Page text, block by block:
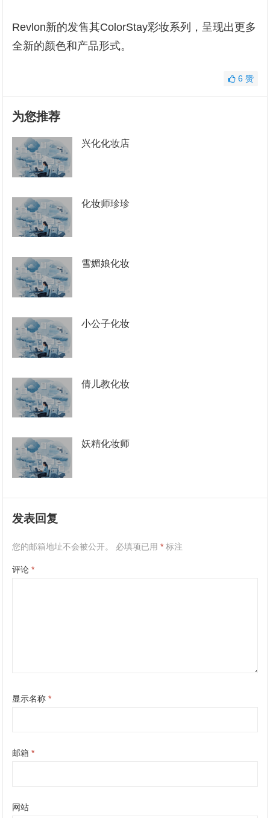
Revlon新的发售其ColorStay彩妆系列，呈现出更多
全新的颜色和产品形式。
6 赞
为您推荐
兴化化妆店
化妆师珍珍
雪媚娘化妆
小公子化妆
倩儿教化妆
妖精化妆师
发表回复
您的邮箱地址不会被公开。 必填项已用* 标注
评论*
显示名称*
邮箱*
网站